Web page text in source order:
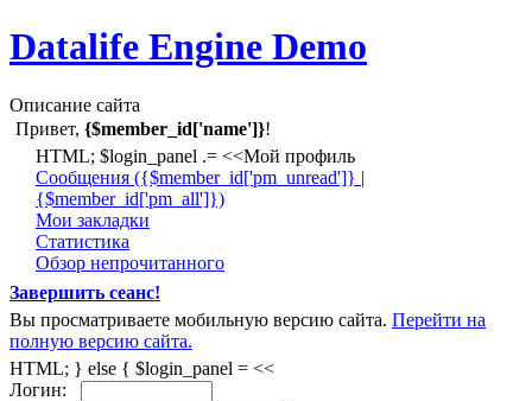
Datalife Engine Demo
Описание сайта
Привет, {$member_id['name']}!
HTML; $login_panel .= <<Мой профиль
Cообщения ({$member_id['pm_unread']} |
{$member_id['pm_all']})
Мои закладки
Статистика
Обзор непрочитанного
Завершить сеанс!
Вы просматриваете мобильную версию сайта. Перейти на
полную версию сайта.
HTML; } else { $login_panel = <<
Логин: